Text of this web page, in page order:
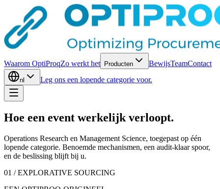
Waarom OptiProqZo werkt het Producten BewijsTeamContact
nl Leg ons een lopende categorie voor.
Hoe een event werkelijk verloopt.
Operations Research en Management Science, toegepast op één
lopende categorie. Benoemde mechanismen, een audit-klaar spoor,
en de beslissing blijft bij u.
01 / EXPLORATIVE SOURCING